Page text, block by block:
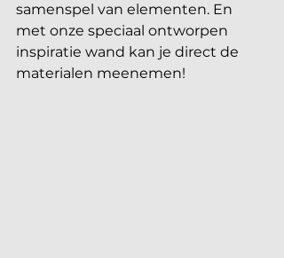
samenspel van elementen. En
met onze speciaal ontworpen
inspiratie wand kan je direct de
materialen meenemen!